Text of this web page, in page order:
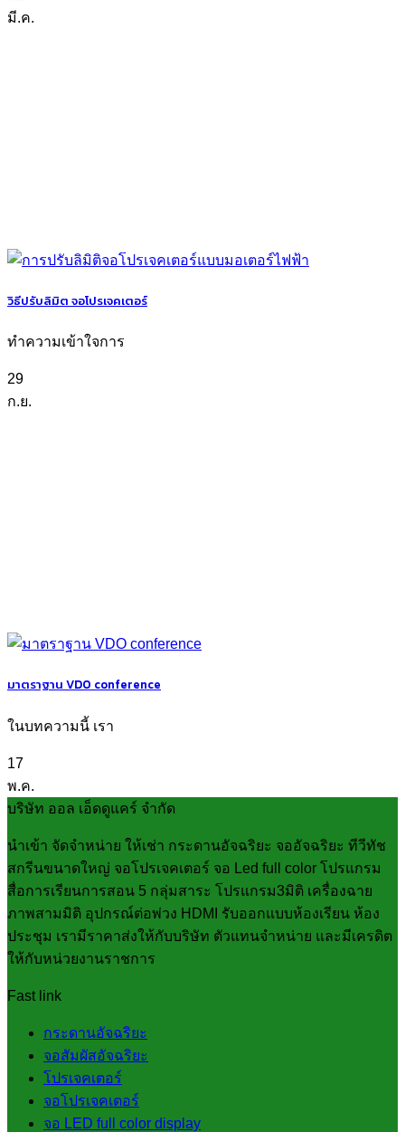
มี.ค.
วิธีปรับลิมิต จอโปรเจคเตอร์
ทำความเข้าใจการ
29
ก.ย.
มาตราฐาน VDO conference
ในบทความนี้ เรา
17
พ.ค.
บริษัท ออล เอ็ดดูแคร์ จำกัด
นำเข้า จัดจำหน่าย ให้เช่า กระดานอัจฉริยะ จออัจฉริยะ ทีวีทัช
สกรีนขนาดใหญ่ จอโปรเจคเตอร์ จอ Led full color โปรแกรม
สื่อการเรียนการสอน 5 กลุ่มสาระ โปรแกรม3มิติ เครื่องฉาย
ภาพสามมิติ อุปกรณ์ต่อพ่วง HDMI รับออกแบบห้องเรียน ห้อง
ประชุม เรามีราคาส่งให้กับบริษัท ตัวแทนจำหน่าย และมีเครดิต
ให้กับหน่วยงานราชการ
Fast link
กระดานอัจฉริยะ
จอสัมผัสอัจฉริยะ
โปรเจคเตอร์
จอโปรเจคเตอร์
จอ LED full color display